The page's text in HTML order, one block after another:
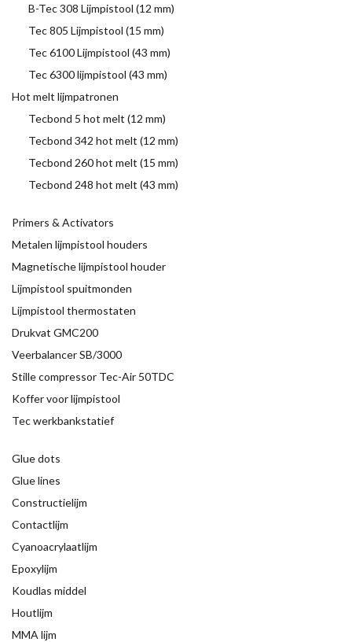
B-Tec 308 Lijmpistool (12 mm)
Tec 805 Lijmpistool (15 mm)
Tec 6100 Lijmpistool (43 mm)
Tec 6300 lijmpistool (43 mm)
Hot melt lijmpatronen
Tecbond 5 hot melt (12 mm)
Tecbond 342 hot melt (12 mm)
Tecbond 260 hot melt (15 mm)
Tecbond 248 hot melt (43 mm)
Primers & Activators
Metalen lijmpistool houders
Magnetische lijmpistool houder
Lijmpistool spuitmonden
Lijmpistool thermostaten
Drukvat GMC200
Veerbalancer SB/3000
Stille compressor Tec-Air 50TDC
Koffer voor lijmpistool
Tec werkbankstatief
Glue dots
Glue lines
Constructielijm
Contactlijm
Cyanoacrylaatlijm
Epoxylijm
Koudlas middel
Houtlijm
MMA lijm